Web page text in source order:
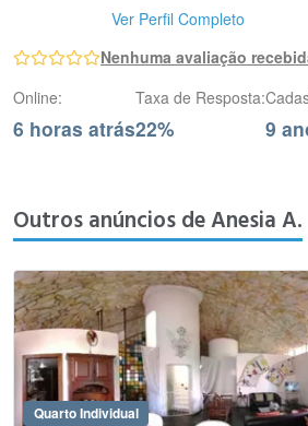
Ver Perfil Completo
Nenhuma avaliação
Online:
6 horas atrás
Taxa de Resposta:
22% 9
Outros anúncios de Anesia A.
Quarto Individual